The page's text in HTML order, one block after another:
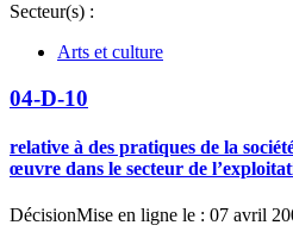
Secteur(s) :
Arts et culture
04-D-10
relative à des pratiques de la
œuvre dans le secteur de
DécisionMise en ligne le : 07 avril